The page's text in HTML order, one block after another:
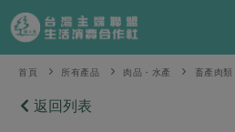
產品分類
當季蔬果
食譜料理
首頁 所有產品 肉品・水產 畜產肉類
返回列表